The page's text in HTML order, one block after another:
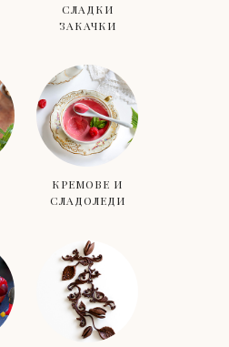
СЛАДКИ
ЗАКАЧКИ
КРЕМОВЕ И
СЛАДОЛЕДИ